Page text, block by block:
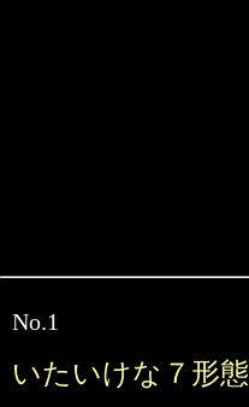
No.1
いたいけな７形態